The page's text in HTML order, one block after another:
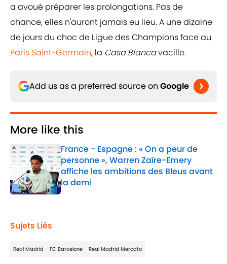
a avoué préparer les prolongations. Pas de
chance, elles n'auront jamais eu lieu. A une dizaine
de jours du choc de Ligue des Champions face au
Paris Saint-Germain, la Casa Blancavacille.
Add us as a preferred source on Google
More like this
France - Espagne : « On a peur de
personne », Warren Zaïre-Emery
affiche les ambitions des Bleus avant
la demi
Published by on Invalid Date
Sujets Liés
Real Madrid FC Barcelone Real Madrid Mercato